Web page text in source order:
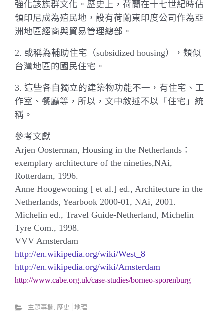
強化該族群文化。歷史上，荷蘭在十七世紀時佔
領印尼成為殖民地，設有荷蘭東印度公司作為亞
洲地區經商與貿易管理總部。
2. 或稱為輔助住宅（subsidized housing），類似
台灣地區的國民住宅。
3. 這些各自獨立的建築物功能不一，有住宅、工
作室、餐廳等，所以，文中敘述不以「住宅」統
稱。
參考文獻
Arjen Oosterman, Housing in the Netherlands ：
exemplary architecture of the nineties,NAi,
Rotterdam, 1996.
Anne Hoogewoning [ et al.] ed., Architecture in the
Netherlands, Yearbook 2000-01, NAi, 2001.
Michelin ed., Travel Guide-Netherland, Michelin
Tyre Com., 1998.
VVV Amsterdam
http://en.wikipedia.org/wiki/West_8
http://en.wikipedia.org/wiki/Amsterdam
http://www.cabe.org.uk/case-studies/borneo-sporenburg
主題專欄 , 歷史│地理